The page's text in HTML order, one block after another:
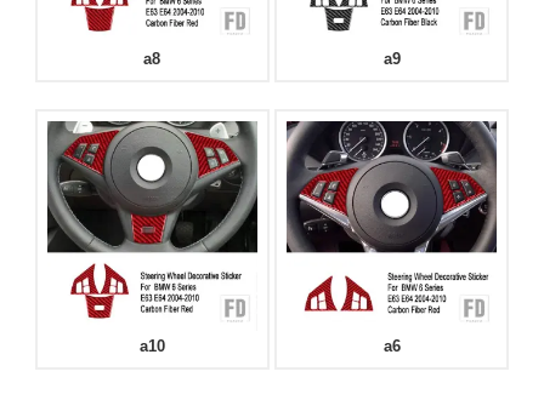
a8 a9
a10 a6